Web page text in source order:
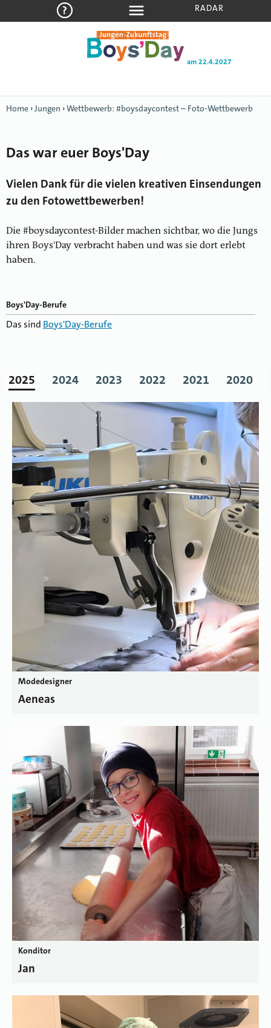
am 22.4.2027
RADAR
Home ›Jungen ›Wettbewerb: #boysdaycontest – Foto-Wettbewerb
Das war euer Boys'Day
Vielen Dank für die vielen kreativen Einsendungen
zu den Fotowettbewerben!
Die #boysdaycontest-Bilder machen sichtbar, wo die Jungs
ihren Boys'Day verbracht haben und was sie dort erlebt
haben.
Boys'Day-Berufe
Das sind Boys'Day-Berufe
2025 2024 2023 2022 2021 2020
Modedesigner
Aeneas
Konditor
Jan